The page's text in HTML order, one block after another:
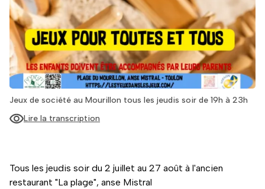
Jeux de société au Mourillon tous les jeudis soir de 19h à 23h
Lire la transcription
Tous les jeudis soir du 2 juillet au 27 août à l'ancien
restaurant "La plage", anse Mistral